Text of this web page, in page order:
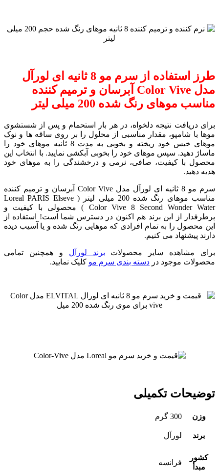
طرز استفاده از سرم مو 8 ثانیه ای لورآل
مدل Color Vive آبرسان و ترمیم کننده
مناسب موهای رنگ شده 200 میلی لیتر
برای دریافت نتیجه دلخواه، در هر بار استحمام و پس از شستشوی
موها با شامپو، مقدار مناسبی از محلول را بر روی ساقه ها و نوک
موهای خیس خود ریخته و بخوبی به مدت 8 ثانیه موهای خود را
ماساژ دهید. سپس موهای خود را بخوبی آبکشی نمایید. با انتخاب این
محصول با کیفیت، صافی، نرمی و درخشندگی را به موهای خود
هدیه دهید.
سرم مو 8 ثانیه ای لورآل مدل Color Vive آبرسان و ترمیم کننده
مناسب موهای رنگ شده 200 میلی لیتر ( Loreal PARIS Elseve
Color Vive 8 Second Wonder Water ) محصولی با کیفیت و
پرطرفدار از این برند هم اکنون در دسترس شما است! استفاده از
این محصول را به تمام افرادی که موهایی رنگ شده و یا آسیب دیده
دارند پیشنهاد می کنیم.
برای مشاهده سایر محصولات برند لورآل و همچنین تمامی
محصولات موجود در دسته بندی سرم مو کلیک نمایید.
توضیحات تکمیلی
وزن 300 گرم
برند لورآل
کشور
مبدأ
فرانسه